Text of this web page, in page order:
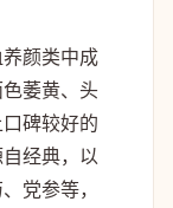
颜类中成
萎黄、头
碑较好的
经典，以
党参等，